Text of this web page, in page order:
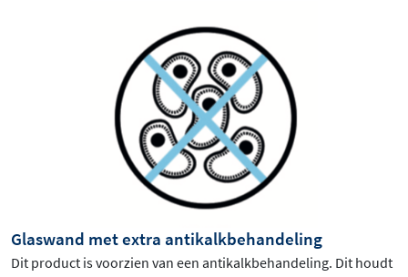
Glaswand met extra antikalkbehandeling
Dit product is voorzien van een antikalkbehandeling. Dit houdt